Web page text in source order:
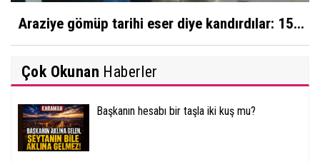
Araziye gömüp tarihi eser diye kandırdılar: 15...
Çok Okunan Haberler
Başkanın hesabı bir taşla iki kuş mu?